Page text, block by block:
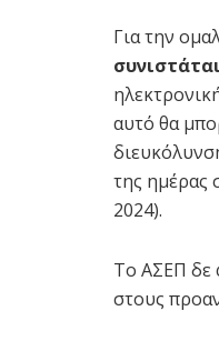
Για την
συνιστάται
αυτό θα
της ημέρας
2024).
Το ΑΣΕΠ δε
στους